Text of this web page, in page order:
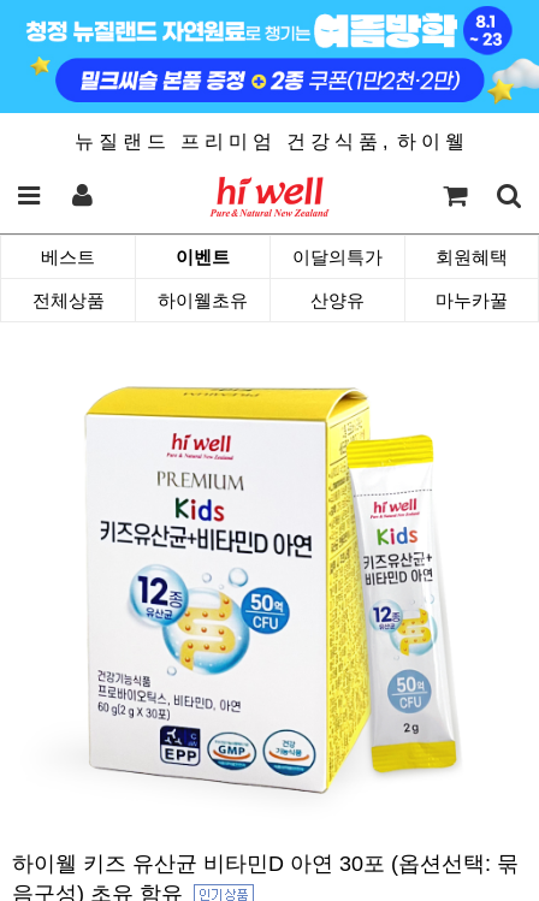
뉴 질 랜 드 프 리 미 엄 건 강 식 품 , 하 이 웰
베스트 이벤트 이달의특가 회원혜택
전체상품 하이웰초유 산양유 마누카꿀
하이웰 키즈 유산균 비타민D 아연 30포 (옵션선택: 묶
음구성) 초유 함유